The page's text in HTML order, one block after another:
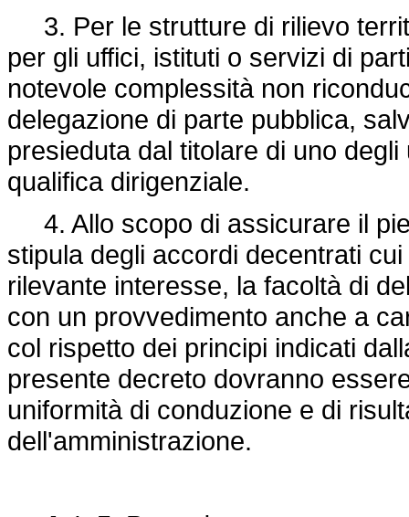
3. Per le strutture di rilievo
per gli uffici, istituti o servizi di
notevole complessità non
delegazione di parte pubblica,
presieduta dal titolare di uno
qualifica dirigenziale.
4. Allo scopo di assicurare il
stipula degli accordi decentrati
rilevante interesse, la facoltà di
con un provvedimento anche a
col rispetto dei principi indicati
presente decreto dovranno
uniformità di conduzione e di
dell'amministrazione.